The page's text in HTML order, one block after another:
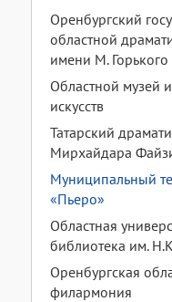
Оренбургский
областной
имени М. Горького
Областной музей
искусств
Татарский
Мирхайдара
Муниципальный
«Пьеро»
Областная
библиотека им.
Оренбургская
филармония